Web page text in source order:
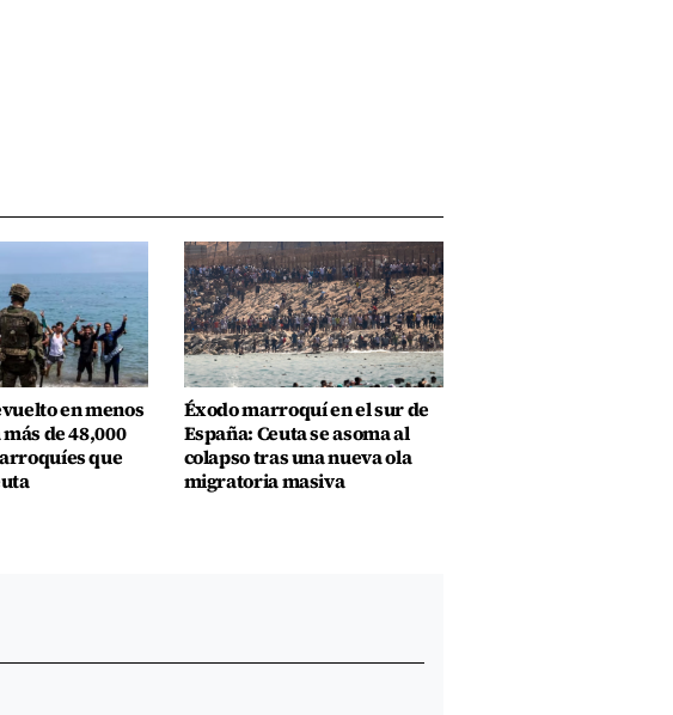
en menos
de 48,000
que
Éxodo marroquí en el sur de
España: Ceuta se asoma al
colapso tras una nueva ola
migratoria masiva